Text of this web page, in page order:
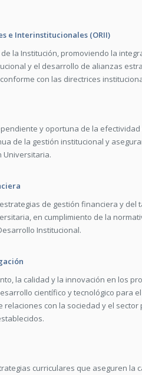
e Interinstitucionales (ORII)
la Institución, promoviendo la
y el desarrollo de alianzas
con las directrices
y oportuna de la
de la gestión institucional y
Universitaria.
de gestión financiera y del
en cumplimiento de la
Institucional.
la calidad y la innovación en los
científico y tecnológico para
con la sociedad y el
curriculares que aseguren la